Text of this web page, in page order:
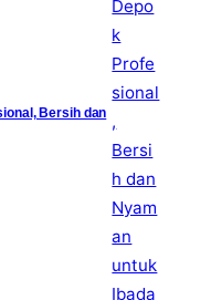
Bersih dan